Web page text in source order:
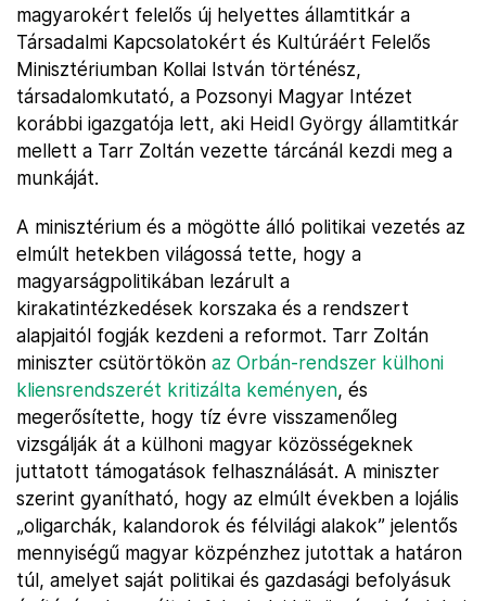
magyarokért felelős új helyettes államtitkár a
Társadalmi Kapcsolatokért és Kultúráért Felelős
Minisztériumban Kollai István történész,
társadalomkutató, a Pozsonyi Magyar Intézet
korábbi igazgatója lett, aki Heidl György államtitkár
mellett a Tarr Zoltán vezette tárcánál kezdi meg a
munkáját.
A minisztérium és a mögötte álló politikai vezetés az
elmúlt hetekben világossá tette, hogy a
magyarságpolitikában lezárult a
kirakatintézkedések korszaka és a rendszert
alapjaitól fogják kezdeni a reformot. Tarr Zoltán
miniszter csütörtökön az Orbán-rendszer külhoni
kliensrendszerét kritizálta keményen, és
megerősítette, hogy tíz évre visszamenőleg
vizsgálják át a külhoni magyar közösségeknek
juttatott támogatások felhasználását. A miniszter
szerint gyanítható, hogy az elmúlt években a lojális
„oligarchák, kalandorok és félvilági alakok” jelentős
mennyiségű magyar közpénzhez jutottak a határon
túl, amelyet saját politikai és gazdasági befolyásuk